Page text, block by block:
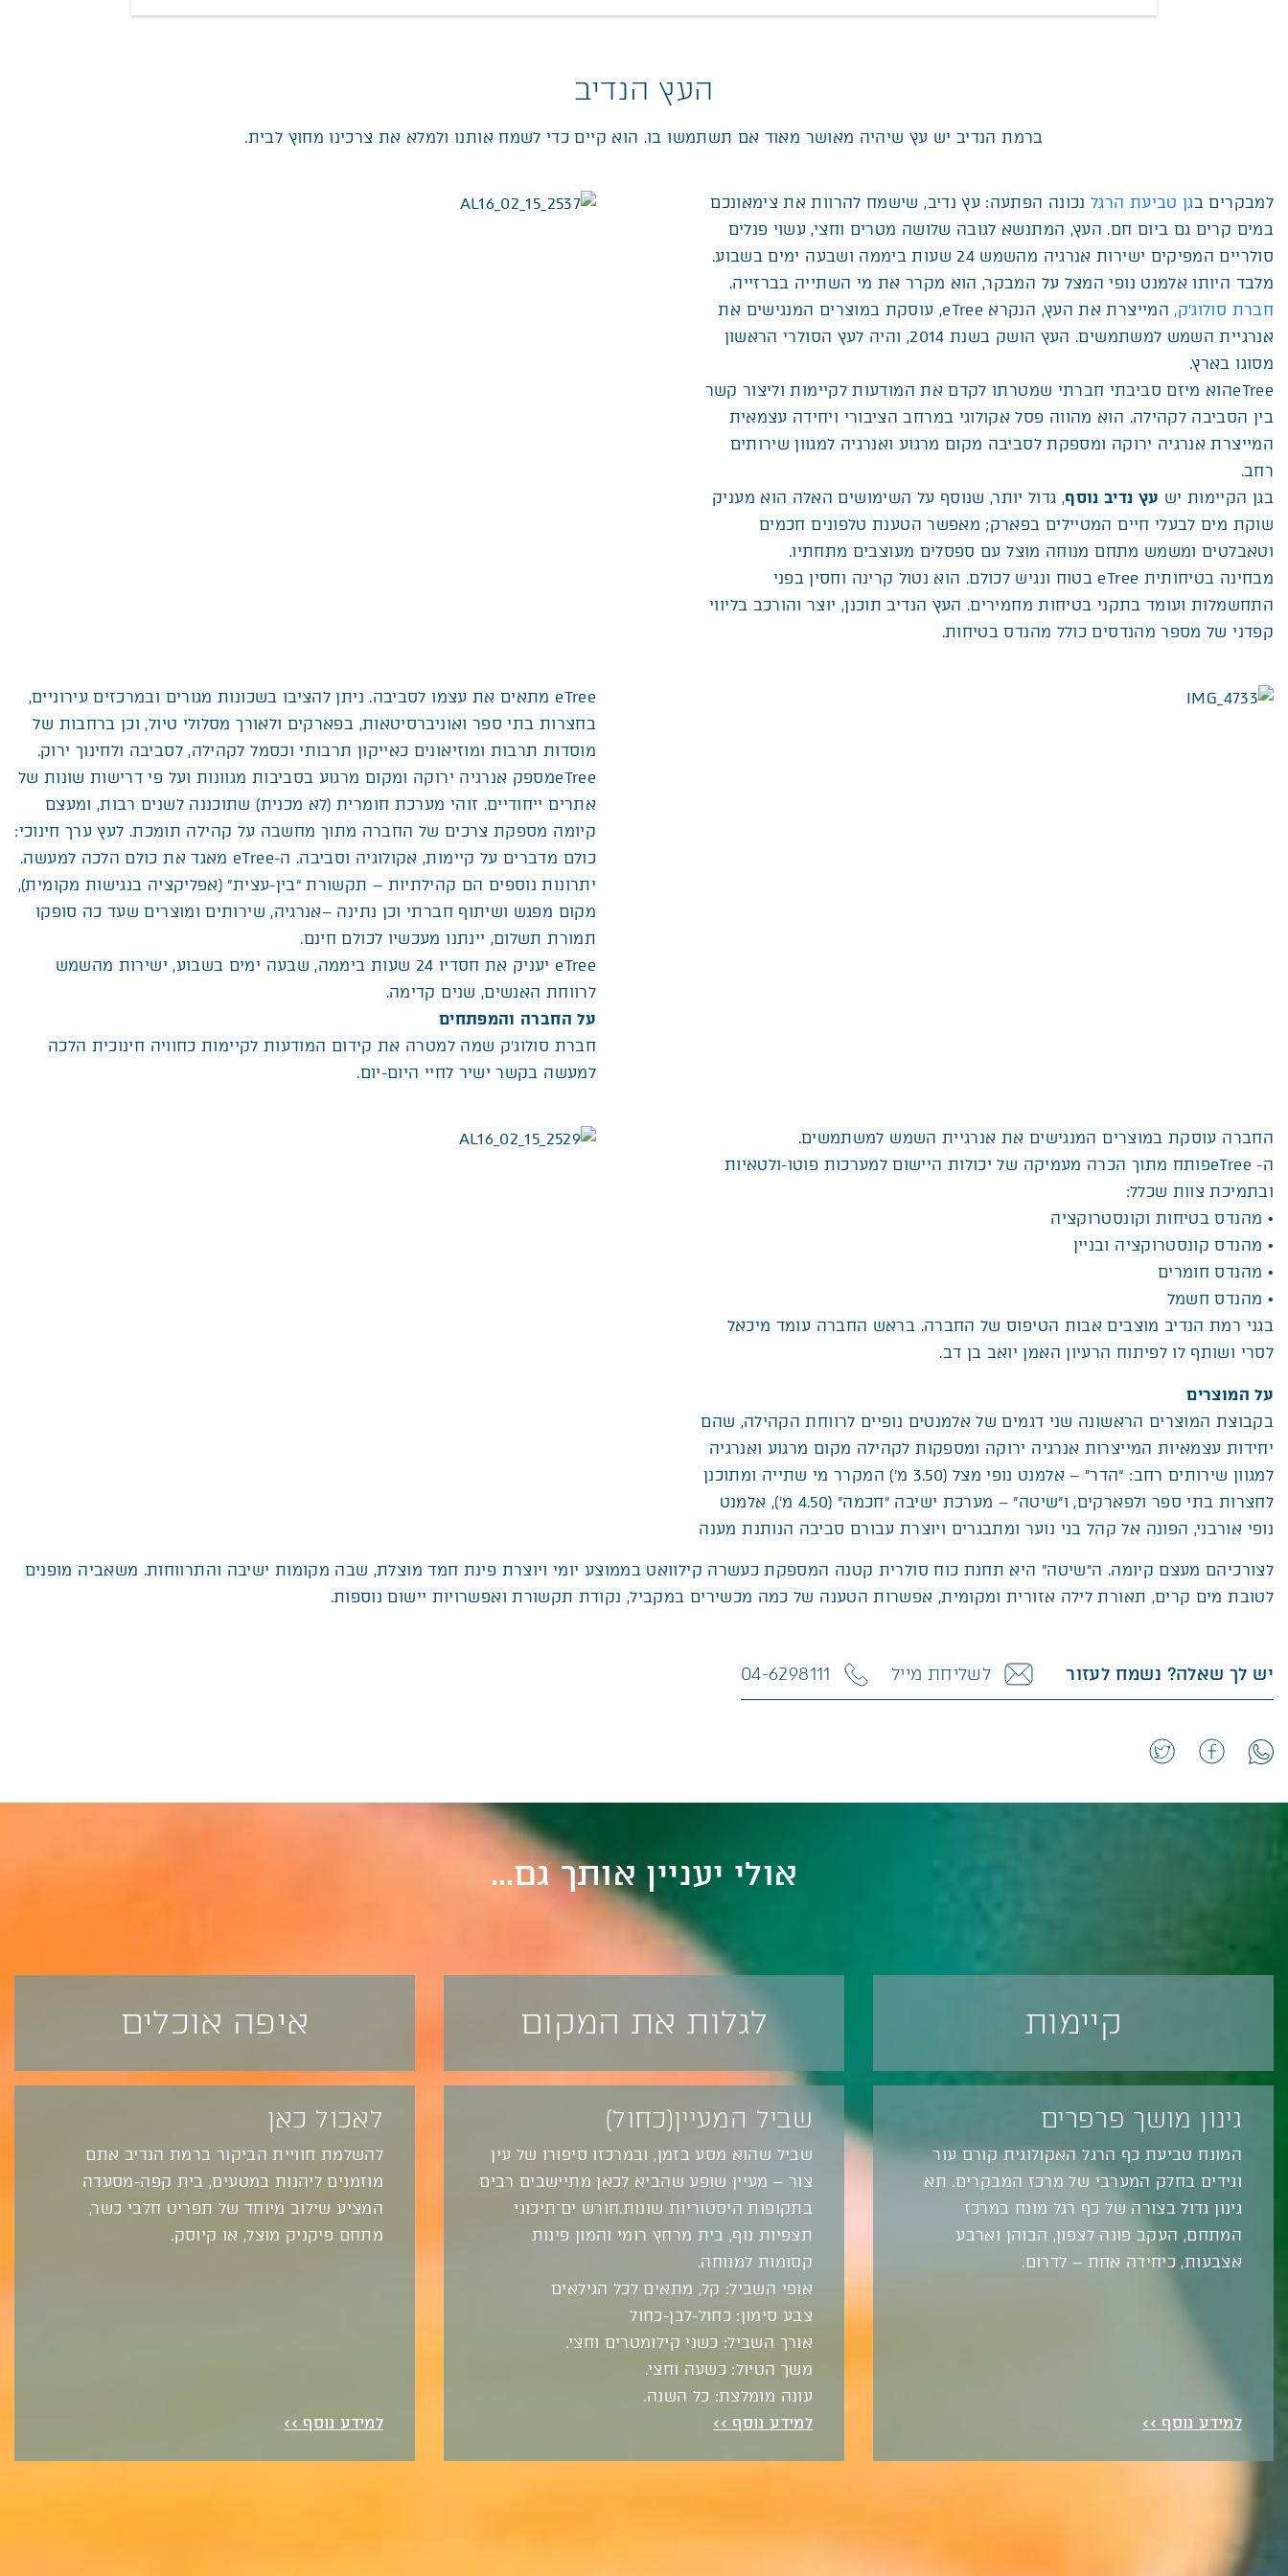
העץ הנדיב
ברמת הנדיב יש עץ שיהיה מאושר מאוד אם תשתמשו בו. הוא קיים כדי לשמח אותנו ולמלא את צרכינו מחוץ לבית.
למבקרים בגן טביעת הרגלנכונה הפתעה: עץ נדיב, שישמח להרוות את צימאונכם
במים קרים גם ביום חם. העץ, המתנשא לגובה שלושה מטרים וחצי, עשוי פנלים
סולריים המפיקים ישירות אנרגיה מהשמש 24 שעות ביממה ושבעה ימים בשבוע.
מלבד היותו אלמנט נופי המצל על המבקר, הוא מקרר את מי השתייה בברזייה.
חברת סולוג’ק,
המייצרת את העץ, הנקרא eTree, עוסקת במוצרים המנגישים את
אנרגיית השמש למשתמשים. העץ הושק בשנת 2014, והיה לעץ הסולרי הראשון
מסוגו בארץ.
eTreeהוא מיזם סביבתי חברתי שמטרתו לקדם את המודעות לקיימות וליצור קשר
בין הסביבה לקהילה. הוא מהווה פסל אקולוגי במרחב הציבורי ויחידה עצמאית
המייצרת אנרגיה ירוקה ומספקת לסביבה מקום מרגוע ואנרגיה למגוון שירותים
רחב.
בגן הקיימות יש עץ נדיב נוסף, גדול יותר, שנוסף על השימושים האלה הוא מעניק
שוקת מים לבעלי חיים המטיילים בפארק; מאפשר הטענת טלפונים חכמים
וטאבלטים ומשמש מתחם מנוחה מוצל עם ספסלים מעוצבים מתחתיו.
מבחינה בטיחותית eTree בטוח ונגיש לכולם. הוא נטול קרינה וחסין בפני
התחשמלות ועומד בתקני בטיחות מחמירים. העץ הנדיב תוכנן, יוצר והורכב בליווי
קפדני של מספר מהנדסים כולל מהנדס בטיחות.
eTree מתאים את עצמו לסביבה. ניתן להציבו בשכונות מגורים ובמרכזים עירוניים,
בחצרות בתי ספר ואוניברסיטאות, בפארקים ולאורך מסלולי טיול, וכן ברחבות של
מוסדות תרבות ומוזיאונים כאייקון תרבותי וכסמל לקהילה, לסביבה ולחינוך ירוק.
eTreeמספק אנרגיה ירוקה ומקום מרגוע בסביבות מגוונות ועל פי דרישות שונות של
אתרים ייחודיים. זוהי מערכת חומרית (לא מכנית) שתוכננה לשנים רבות, ומעצם
קיומה מספקת צרכים של החברה מתוך מחשבה על קהילה תומכת. לעץ ערך חינוכי:
כולם מדברים על קיימות, אקולוגיה וסביבה. ה-eTree מאגד את כולם הלכה למעשה.
יתרונות נוספים הם קהילתיות – תקשורת “בין-עצית” (אפליקציה בנגישות מקומית),
מקום מפגש ושיתוף חברתי וכן נתינה –אנרגיה, שירותים ומוצרים שעד כה סופקו
תמורת תשלום, יינתנו מעכשיו לכולם חינם.
eTree יעניק את חסדיו 24 שעות ביממה, שבעה ימים בשבוע, ישירות מהשמש
לרווחת האנשים, שנים קדימה.
על החברה והמפתחים
חברת סולוג’ק שמה למטרה את קידום המודעות לקיימות כחוויה חינוכית הלכה
למעשה בקשר ישיר לחיי היום-יום.
החברה עוסקת במוצרים המנגישים את אנרגיית השמש למשתמשים.
ה- eTreeפותח מתוך הכרה מעמיקה של יכולות היישום למערכות פוטו-ולטאיות
ובתמיכת צוות שכלל:
• מהנדס בטיחות וקונסטרוקציה
• מהנדס קונסטרוקציה ובניין
• מהנדס חומרים
• מהנדס חשמל
בגני רמת הנדיב מוצבים אבות הטיפוס של החברה. בראש החברה עומד מיכאל
לסרי ושותף לו לפיתוח הרעיון האמן יואב בן דב.
על המוצרים
בקבוצת המוצרים הראשונה שני דגמים של אלמנטים נופיים לרווחת הקהילה, שהם
יחידות עצמאיות המייצרות אנרגיה ירוקה ומספקות לקהילה מקום מרגוע ואנרגיה
למגוון שירותים רחב: “הדר” – אלמנט נופי מצל (3.50 מ’) המקרר מי שתייה ומתוכנן
לחצרות בתי ספר ולפארקים, ו”שיטה” – מערכת ישיבה “חכמה” (4.50 מ’), אלמנט
נופי אורבני, הפונה אל קהל בני נוער ומתבגרים ויוצרת עבורם סביבה הנותנת מענה
לצורכיהם מעצם קיומה. ה”שיטה” היא תחנת כוח סולרית קטנה המספקת כעשרה קילוואט בממוצע יומי ויוצרת פינת חמד מוצלת, שבה מקומות ישיבה והתרווחות. משאביה מופנים
לטובת מים קרים, תאורת לילה אזורית ומקומית, אפשרות הטענה של כמה מכשירים במקביל, נקודת תקשורת ואפשרויות יישום נוספות.
יש לך שאלה? נשמח לעזור לשליחת מייל 04-6298111
אולי יעניין אותך גם...
קיימות
גינון מושך פרפרים
המונח טביעת כף הרגל האקולוגית קורם עור
וגידים בחלק המערבי של מרכז המבקרים. תא
גינון גדול בצורה של כף רגל מונח במרכז
המתחם, העקב פונה לצפון, הבוהן וארבע
אצבעות, כיחידה אחת – לדרום.
למידע נוסף >>
לגלות את המקום
שביל המעיין(כחול)
שביל שהוא מסע בזמן, ובמרכזו סיפורו של עין
צור – מעיין שופע שהביא לכאן מתיישבים רבים
בתקופות היסטוריות שונות.חורש ים־תיכוני
תצפיות נוף, בית מרחץ רומי והמון פינות
קסומות למנוחה.
אופי השביל: קל, מתאים לכל הגילאים
צבע סימון: כחול-לבן-כחול
אורך השביל: כשני קילומטרים וחצי.
משך הטיול: כשעה וחצי.
עונה מומלצת: כל השנה.
למידע נוסף >>
איפה אוכלים
לאכול כאן
להשלמת חוויית הביקור ברמת הנדיב אתם
מוזמנים ליהנות במטעים, בית קפה-מסעדה
המציע שילוב מיוחד של תפריט חלבי כשר,
מתחם פיקניק מוצל, או קיוסק.
למידע נוסף >>